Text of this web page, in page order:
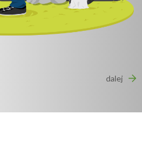
dalej